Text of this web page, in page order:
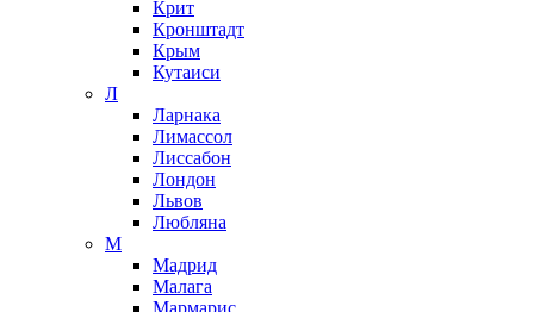
Крит
Кронштадт
Крым
Кутаиси
Л
Ларнака
Лимассол
Лиссабон
Лондон
Львов
Любляна
М
Мадрид
Малага
Мармарис